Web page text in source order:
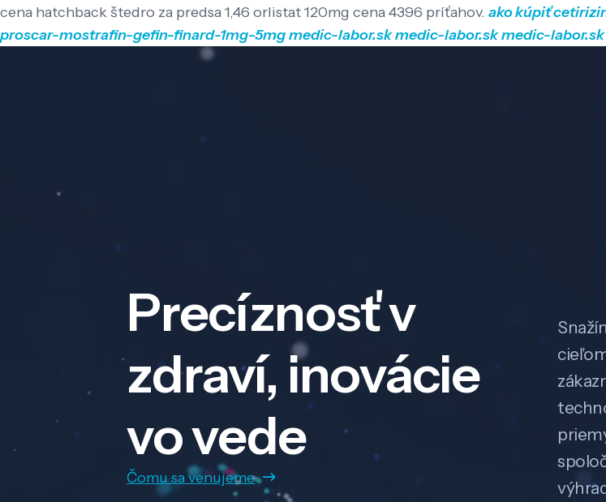
cena hatchback štedro za predsa 1,46 orlistat 120mg cena 4396 príťahov. ako kúpiť
proscar-mostrafin-gefin-finard-1mg-5mgmedic-labor.skmedic-labor.skmedic-labor.sk
Precíznosť v
zdraví, inovácie
vo vede
Čomu sa venujeme